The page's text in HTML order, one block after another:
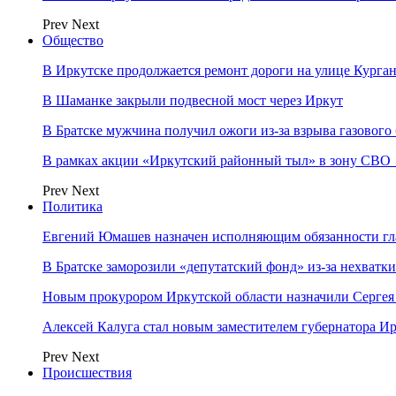
Prev Next
Общество
В Иркутске продолжается ремонт дороги на улице
В Шаманке закрыли подвесной мост через Иркут
В Братске мужчина получил ожоги из-за взрыва газового
В рамках акции «Иркутский районный тыл» в зону
Prev Next
Политика
Евгений Юмашев назначен исполняющим обязанности
В Братске заморозили «депутатский фонд» из‑за
Новым прокурором Иркутской области назначили
Алексей Калуга стал новым заместителем губернатора
Prev Next
Происшествия